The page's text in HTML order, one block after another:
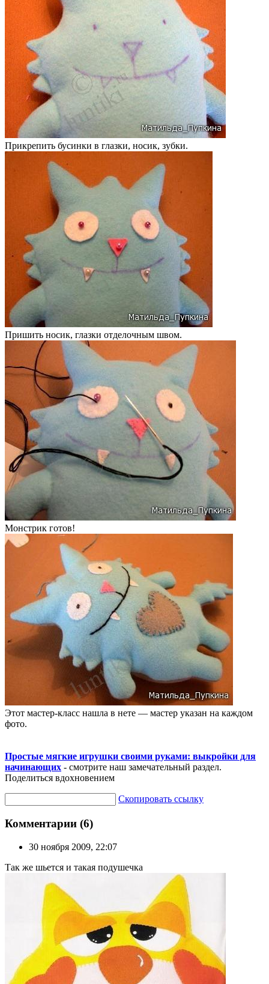
Прикрепить бусинки в глазки, носик, зубки.
Пришить носик, глазки отделочным швом.
Монстрик готов!
Этот мастер-класс нашла в нете — мастер указан на каждом
фото.
Простые мягкие игрушки своими руками: выкройки для
начинающих - смотрите наш замечательный раздел.
Поделиться вдохновением
Скопировать ссылку
Комментарии (6)
30 ноября 2009, 22:07
Так же шьется и такая подушечка